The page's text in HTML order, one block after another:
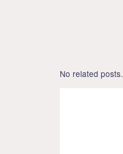
No related posts.